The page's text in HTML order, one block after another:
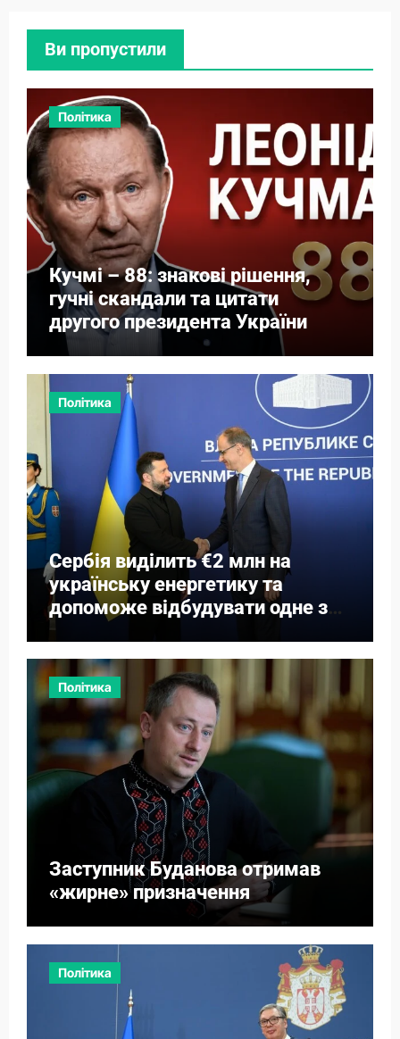
Ви пропустили
Політика
Кучмі – 88: знакові рішення,
гучні скандали та цитати
другого президента України
Політика
Сербія виділить €2 млн на
українську енергетику та
допоможе відбудувати одне з
міст
Політика
Заступник Буданова отримав
«жирне» призначення
Політика